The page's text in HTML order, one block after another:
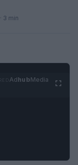
· 3 min
AdhubMedia